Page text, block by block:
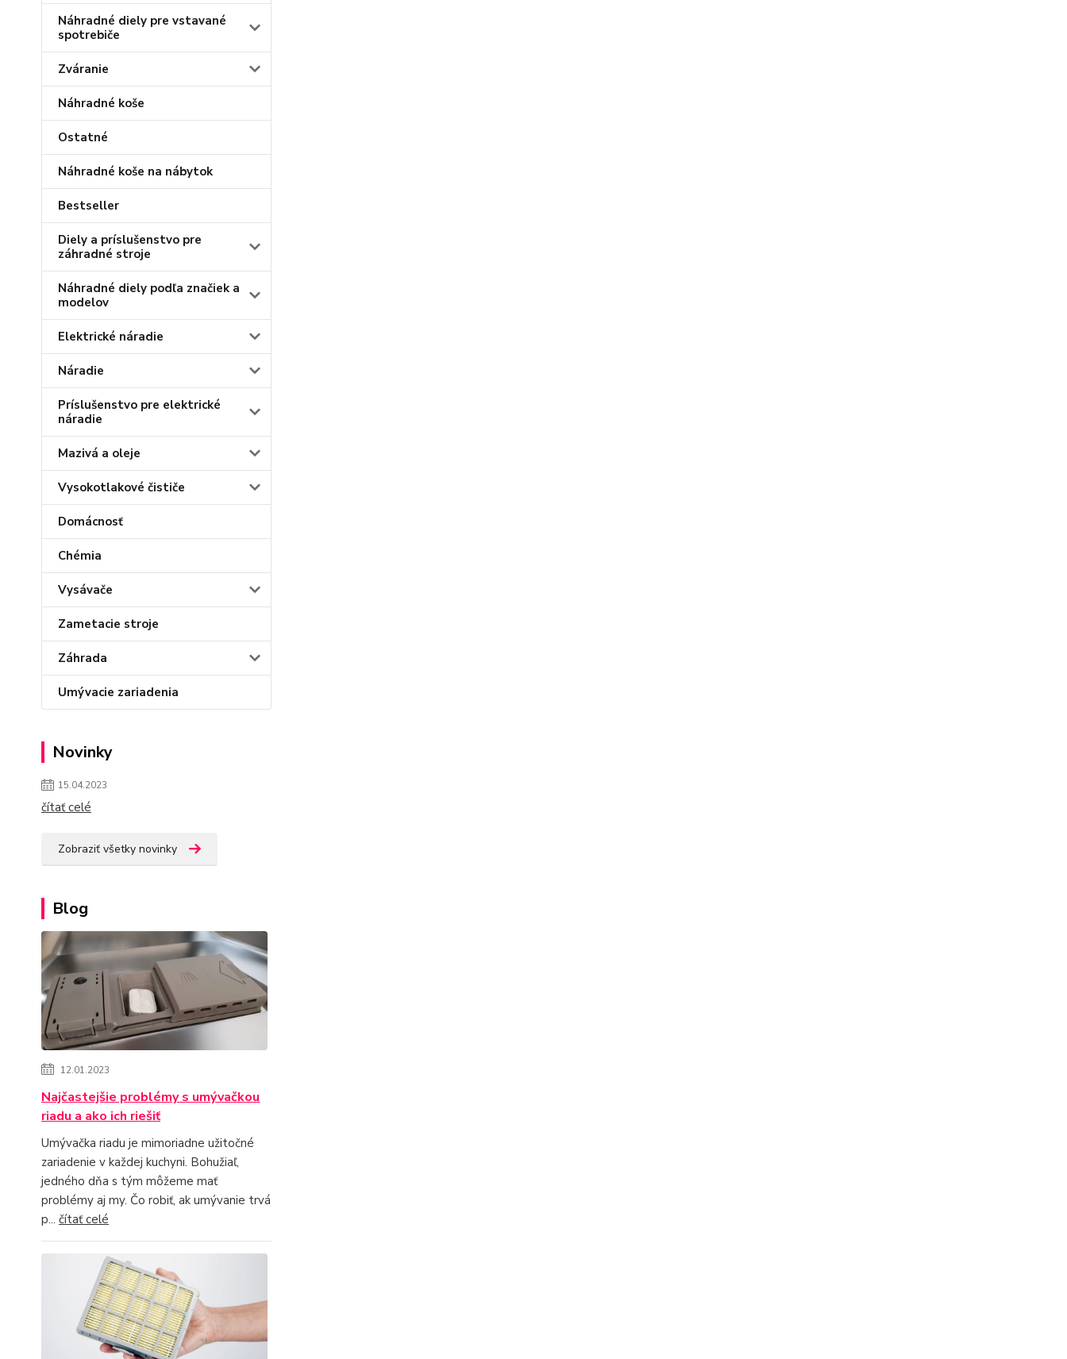
Náhradné diely pre vstavané
spotrebiče
Zváranie
Náhradné koše
Ostatné
Náhradné koše na nábytok
Bestseller
Diely a príslušenstvo pre
záhradné stroje
Náhradné diely podľa značiek a
modelov
Elektrické náradie
Náradie
Príslušenstvo pre elektrické
náradie
Mazivá a oleje
Vysokotlakové čističe
Domácnosť
Chémia
Vysávače
Zametacie stroje
Záhrada
Umývacie zariadenia
Novinky
15.04.2023
čítať celé
Zobraziť všetky novinky
Blog
12.01.2023
Najčastejšie problémy s umývačkou
riadu a ako ich riešiť
Umývačka riadu je mimoriadne užitočné
zariadenie v každej kuchyni. Bohužiaľ,
jedného dňa s tým môžeme mať
problémy aj my. Čo robiť, ak umývanie trvá
p... čítať celé